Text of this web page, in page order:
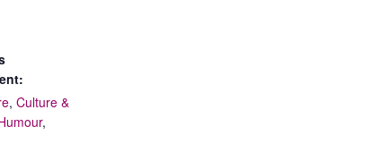
, Culture &
,